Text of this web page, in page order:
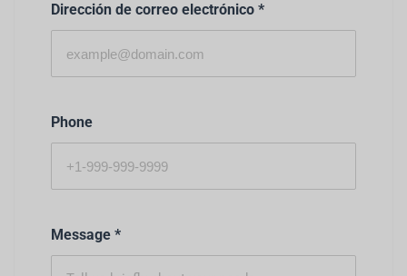
Dirección de correo electrónico *
Phone
Message *